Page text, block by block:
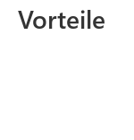
Vorteile